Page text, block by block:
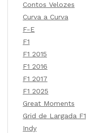
Contos Velozes
Curva a Curva
F-E
F1
F1 2015
F1 2016
F1 2017
F1 2025
Great Moments
Grid de Largada F1
Indy